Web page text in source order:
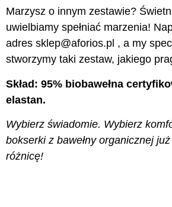
Marzysz o innym zestawie?
uwielbiamy spełniać marzenia!
adres sklep@aforios.pl , a my
stworzymy taki zestaw, jakiego
Skład: 95% biobawełna
elastan.
Wybierz świadomie. Wybierz
bokserki z bawełny organicznej
różnicę!